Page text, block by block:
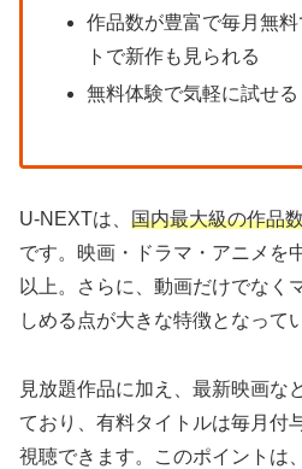
作品数が豊富で毎月無
トで新作も見られる
無料体験で気軽に試せる
U-NEXTは、 国内最大級の作品
です。映画・ドラマ・アニメを
以上。さらに、動画だけでなく
しめる点が大きな特徴となって
見放題作品に加え、最新映画な
ており、有料タイトルは毎月付
視聴できます。このポイントは